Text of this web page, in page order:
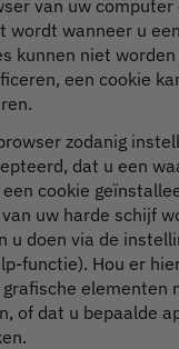
van uw computer
wordt wanneer u
kunnen niet
een cookie
zodanig
dat u een
cookie
uw harde schijf
u doen via de
functie). Hou er
elementen
of dat u bepaalde